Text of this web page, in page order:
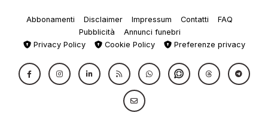
Abbonamenti Disclaimer Impressum Contatti
FAQ
Pubblicità
Annunci funebri
Privacy Policy
Cookie Policy Preferenze privacy